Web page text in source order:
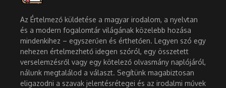
Az Értelmező küldetése a magyar irodalom, a nyelvtan
és a modern fogalomtár világának közelebb hozása
mindenkihez – egyszerűen és érthetően. Legyen szó egy
nehezen értelmezhető idegen szóról, egy összetett
verselemzésről vagy egy kötelező olvasmány naplójáról,
nálunk megtalálod a választ. Segítünk magabiztosan
eligazodni a szavak jelentésrétegei és az irodalmi művek